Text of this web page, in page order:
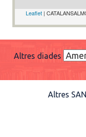
Leaflet |
Altres diades
Altres